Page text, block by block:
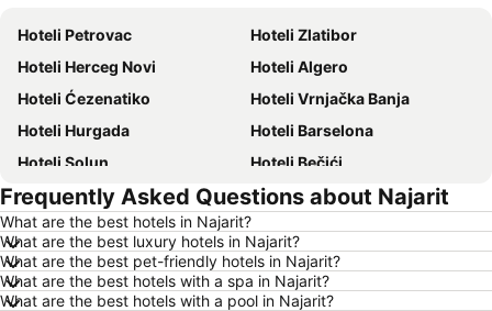
Hoteli Petrovac
Hoteli Zlatibor
Hoteli Herceg Novi
Hoteli Algero
Hoteli Ćezenatiko
Hoteli Vrnjačka Banja
Hoteli Hurgada
Hoteli Barselona
Hoteli Solun
Hoteli Bečići
Hoteli Hanija
Hoteli Tivat
Hoteli Nica
Hoteli Sutomore
Hoteli Rim
Hoteli Nei Pori
Hoteli Pefkohori
Hoteli Rimini
Frequently Asked Questions about Najarit
What are the best hotels in Najarit?
What are the best luxury hotels in Najarit?
What are the best pet-friendly hotels in Najarit?
What are the best hotels with a spa in Najarit?
What are the best hotels with a pool in Najarit?